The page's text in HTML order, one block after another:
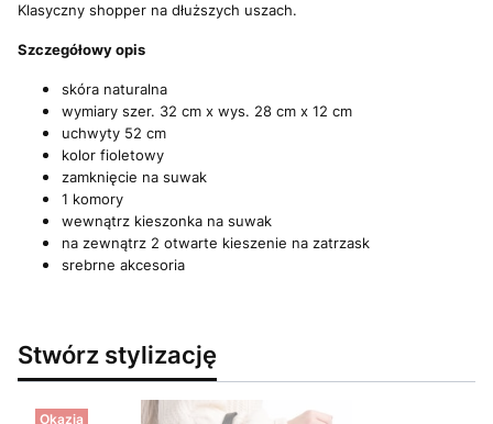
Klasyczny shopper na dłuższych uszach.
Szczegółowy opis
skóra naturalna
wymiary szer. 32 cm x wys. 28 cm x 12 cm
uchwyty 52 cm
kolor fioletowy
zamknięcie na suwak
1 komory
wewnątrz kieszonka na suwak
na zewnątrz 2 otwarte kieszenie na zatrzask
srebrne akcesoria
Stwórz stylizację
Okazja